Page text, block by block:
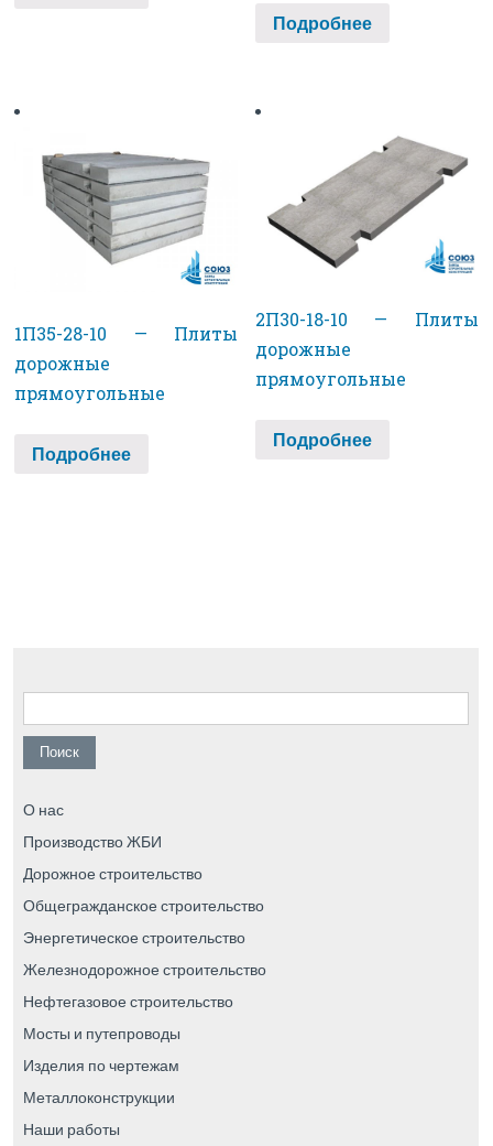
Подробнее
1П35-28-10 — Плиты
дорожные
прямоугольные
Подробнее
2П30-18-10 — Плиты
дорожные
прямоугольные
Подробнее
Найти:
О нас
Производство ЖБИ
Дорожное строительство
Общегражданское строительство
Энергетическое строительство
Железнодорожное строительство
Нефтегазовое строительство
Мосты и путепроводы
Изделия по чертежам
Металлоконструкции
Наши работы